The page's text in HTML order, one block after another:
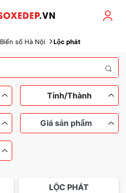
Biển số Hà Nội Lộc phát
Tỉnh/Thành
Giá sản phẩm
LỘC PHÁT